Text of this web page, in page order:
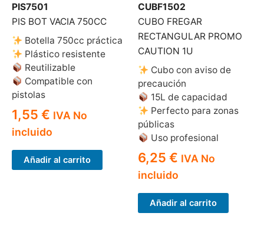
PIS7501
PIS BOT VACIA 750CC
Botella 750cc práctica
Plástico resistente
Reutilizable
Compatible con
pistolas
1,55 € IVA No
incluido
Añadir al carrito
CUBF1502
CUBO FREGAR
RECTANGULAR PROMO
CAUTION 1U
Cubo con aviso de
precaución
15L de capacidad
Perfecto para zonas
públicas
Uso profesional
6,25 € IVA No
incluido
Añadir al carrito